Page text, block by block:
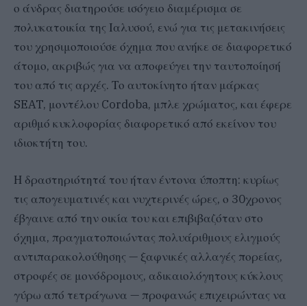
ο άνδρας διατηρούσε ισόγειο διαμέρισμα σε
πολυκατοικία της Ιαλυσού, ενώ για τις μετακινήσεις
του χρησιμοποιούσε όχημα που ανήκε σε διαφορετικό
άτομο, ακριβώς για να αποφεύγει την ταυτοποίησή
του από τις αρχές. Το αυτοκίνητο ήταν μάρκας
SEAT, μοντέλου Cordoba, μπλε χρώματος, και έφερε
αριθμό κυκλοφορίας διαφορετικό από εκείνον του
ιδιοκτήτη του.
Η δραστηριότητά του ήταν έντονα ύποπτη: κυρίως
τις απογευματινές και νυχτερινές ώρες, ο 30χρονος
έβγαινε από την οικία του και επιβιβαζόταν στο
όχημα, πραγματοποιώντας πολυάριθμους ελιγμούς
αντιπαρακολούθησης — ξαφνικές αλλαγές πορείας,
στροφές σε μονόδρομους, αδικαιολόγητους κύκλους
γύρω από τετράγωνα — προφανώς επιχειρώντας να